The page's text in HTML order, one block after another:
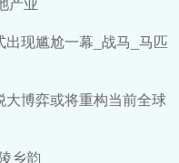
现尴尬一幕_战马_马匹
博弈或将重构当前全球
乡韵